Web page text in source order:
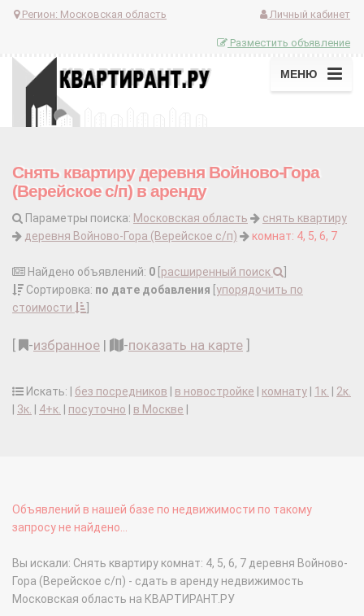
Регион: Московская область Личный кабинет
Разместить объявление
МЕНЮ
Снять квартиру деревня Войново-Гора
(Верейское с/п) в аренду
Параметры поиска: Московская область
снять квартиру
деревня Войново-Гора (Верейское с/п)
комнат: 4, 5, 6, 7
Найдено объявлений: 0 расширенный поиск
Сортировка: по дате добавления упорядочить по
стоимости
-избранное | -показать на карте
Искать: | без посредников в новостройке комнату 1к.
2к.
3к. 4+к. посуточно в Москве
Объявлений в нашей базе по недвижимости по такому
запросу не найдено...
Вы искали: Снять квартиру комнат: 4, 5, 6, 7 деревня Войново-
Гора (Верейское с/п) - сдать в аренду недвижимость
Московская область на КВАРТИРАНТ.РУ